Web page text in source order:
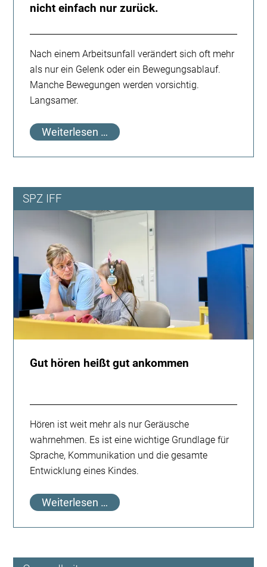
nicht einfach nur zurück.
Nach einem Arbeitsunfall verändert sich oft mehr
als nur ein Gelenk oder ein Bewegungsablauf.
Manche Bewegungen werden vorsichtig.
Langsamer.
Weiterlesen … Wieder
zurück
in
Beruf.
eben
nur
zurück.
SPZ IFF
Gut hören heißt gut ankommen
Hören ist weit mehr als nur Geräusche
wahrnehmen. Es ist eine wichtige Grundlage für
Sprache, Kommunikation und die gesamte
Entwicklung eines Kindes.
Weiterlesen … Gut
heißt
ankommen